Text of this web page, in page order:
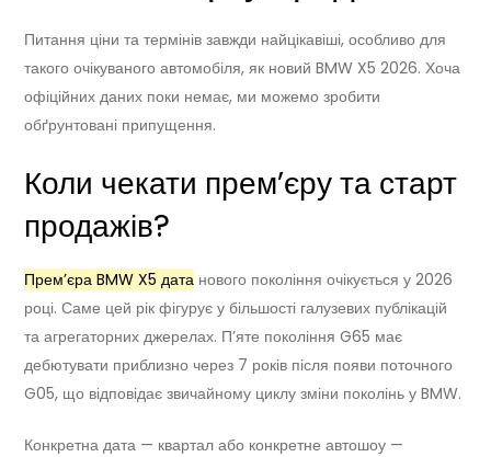
Питання ціни та термінів завжди найцікавіші, особливо для
такого очікуваного автомобіля, як новий BMW X5 2026. Хоча
офіційних даних поки немає, ми можемо зробити
обґрунтовані припущення.
Коли чекати прем’єру та старт
продажів?
Прем’єра BMW X5 дата нового покоління очікується у 2026
році. Саме цей рік фігурує у більшості галузевих публікацій
та агрегаторних джерелах. П’яте покоління G65 має
дебютувати приблизно через 7 років після появи поточного
G05, що відповідає звичайному циклу зміни поколінь у BMW.
Конкретна дата — квартал або конкретне автошоу —